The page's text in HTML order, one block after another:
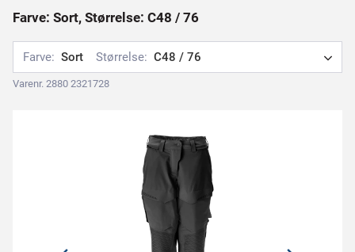
Farve: Sort, Størrelse: C48 / 76
Farve: Sort Størrelse: C48 / 76
Varenr. 2880 2321728